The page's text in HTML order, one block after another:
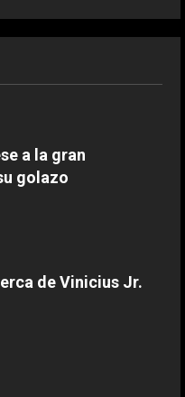
y se llevan la
gana en su
con Ter Stegen
y desapareció: la
del
a la gran
golazo
de Vinicius Jr.